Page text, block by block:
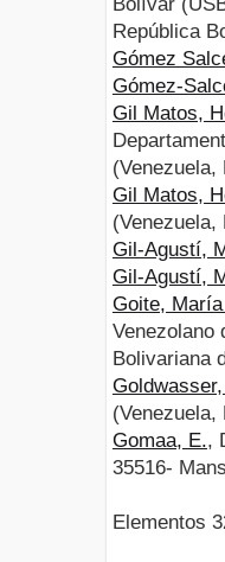
República
Gómez
Gómez-
Gil Matos,
(Venezuela,
Gil Matos,
(Venezuela,
Gil-Agustí,
Gil-Agustí,
Goite,
Venezolano
Bolivariana
(Venezuela,
Gomaa, E.,
35516-
Elementos